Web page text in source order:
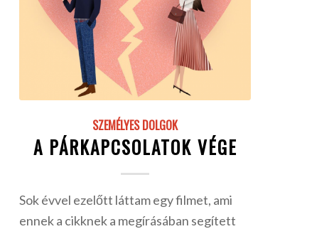
SZEMÉLYES DOLGOK
A PÁRKAPCSOLATOK VÉGE
Sok évvel ezelőtt láttam egy filmet, ami
ennek a cikknek a megírásában segített